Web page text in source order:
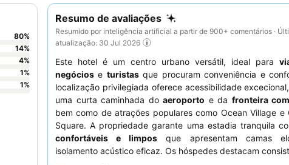
Resumo de avaliações
Resumido por inteligência artificial a partir de 900+ comentários ·
atualização: 30 Jul 2026
Este hotel é um centro urbano versátil, ideal para
negócios e turistasque procuram conveniência e
localização privilegiada oferece acessibilidade
uma curta caminhada doaeroporto e da fronteira
bem como de atrações populares como Ocean Village e
Square. A propriedade garante uma estadia tranquila
confortáveis e limpos que apresentam camas
isolamento acústico eficaz. Os hóspedes destacam
80%
14%
4%
1%
1%